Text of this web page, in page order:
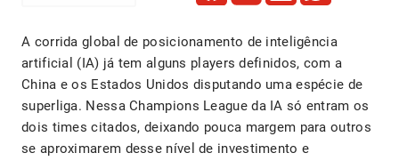
A corrida global de posicionamento de inteligência
artificial (IA) já tem alguns players definidos, com a
China e os Estados Unidos disputando uma espécie de
superliga. Nessa Champions League da IA só entram os
dois times citados, deixando pouca margem para outros
se aproximarem desse nível de investimento e